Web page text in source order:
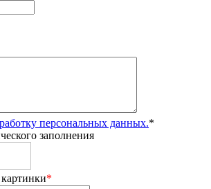
персональных данных.*
заполнения
*